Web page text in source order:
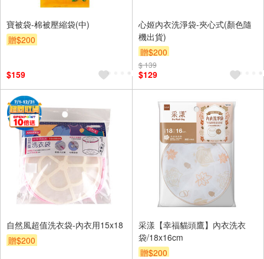
寶被袋-棉被壓縮袋(中)
贈$200
$159
心姬內衣洗淨袋-夾心式(顏色隨
機出貨)
贈$200
$ 139
$129
自然風超值洗衣袋-內衣用15x18
贈$200
采漾【幸福貓頭鷹】內衣洗衣
袋/18x16cm
贈$200